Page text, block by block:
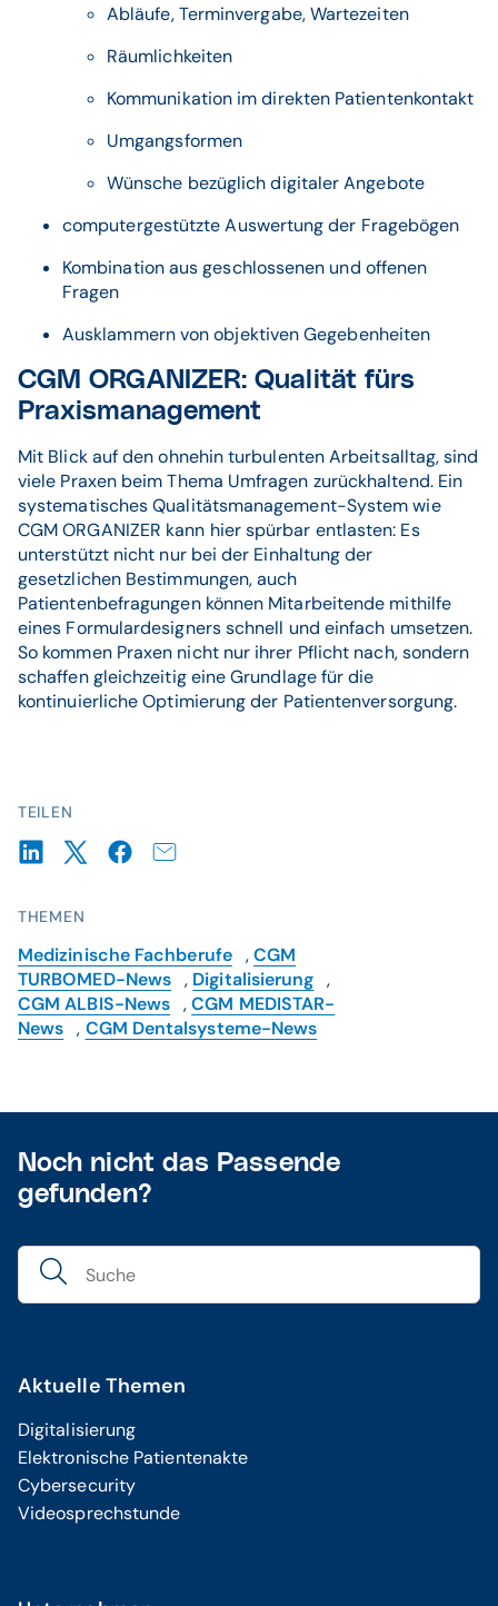
TEILEN
THEMEN
Medizinische Fachberufe ,CGM
TURBOMED-News , Digitalisierung ,
CGM ALBIS-News ,CGM MEDISTAR-
News , CGM Dentalsysteme-News
Abläufe, Terminvergabe, Wartezeiten
Räumlichkeiten
Kommunikation im direkten Patientenkontakt
Umgangsformen
Wünsche bezüglich digitaler Angebote
computergestützte Auswertung der Fragebögen
Kombination aus geschlossenen und offenen
Fragen
Ausklammern von objektiven Gegebenheiten
CGM ORGANIZER: Qualität fürs
Praxismanagement
Mit Blick auf den ohnehin turbulenten Arbeitsalltag, sind
viele Praxen beim Thema Umfragen zurückhaltend. Ein
systematisches Qualitätsmanagement-System wie
CGM ORGANIZER kann hier spürbar entlasten: Es
unterstützt nicht nur bei der Einhaltung der
gesetzlichen Bestimmungen, auch
Patientenbefragungen können Mitarbeitende mithilfe
eines Formulardesigners schnell und einfach umsetzen.
So kommen Praxen nicht nur ihrer Pflicht nach, sondern
schaffen gleichzeitig eine Grundlage für die
kontinuierliche Optimierung der Patientenversorgung.
Noch nicht das Passende
gefunden?
Aktuelle Themen
Digitalisierung
Elektronische Patientenakte
Cybersecurity
Videosprechstunde